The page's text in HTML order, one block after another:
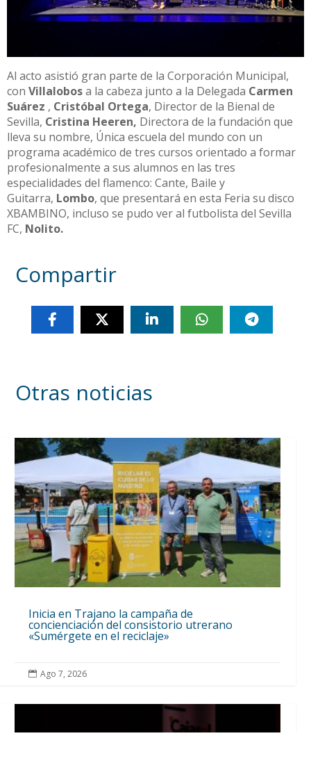
Al acto asistió gran parte de la Corporación Municipal,
con Villalobosa la cabeza junto a la Delegada Carmen
Suárez , Cristóbal Ortega, Director de la Bienal de
Sevilla, Cristina Heeren, Directora de la fundación que
lleva su nombre, Única escuela del mundo con un
programa académico de tres cursos orientado a formar
profesionalmente a sus alumnos en las tres
especialidades del flamenco: Cante, Baile y
Guitarra, Lombo, que presentará en esta Feria su disco
XBAMBINO, incluso se pudo ver al futbolista del Sevilla
FC, Nolito.
Compartir
Otras noticias
Inicia en Trajano la campaña de
concienciación del consistorio utrerano
«Sumérgete en el reciclaje»
 Ago 7, 2026